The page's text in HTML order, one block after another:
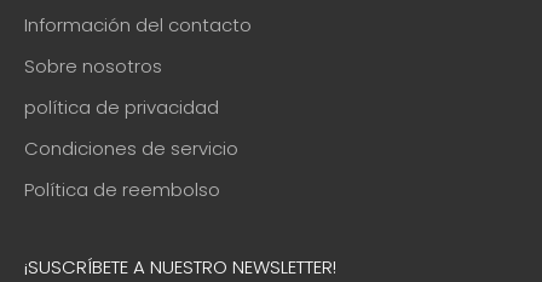
Información del contacto
Sobre nosotros
política de privacidad
Condiciones de servicio
Política de reembolso
¡SUSCRÍBETE A NUESTRO NEWSLETTER!